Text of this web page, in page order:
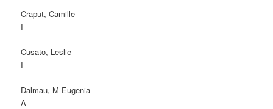
Craput, Camille
I
Cusato, Leslie
I
Dalmau, M Eugenia
A